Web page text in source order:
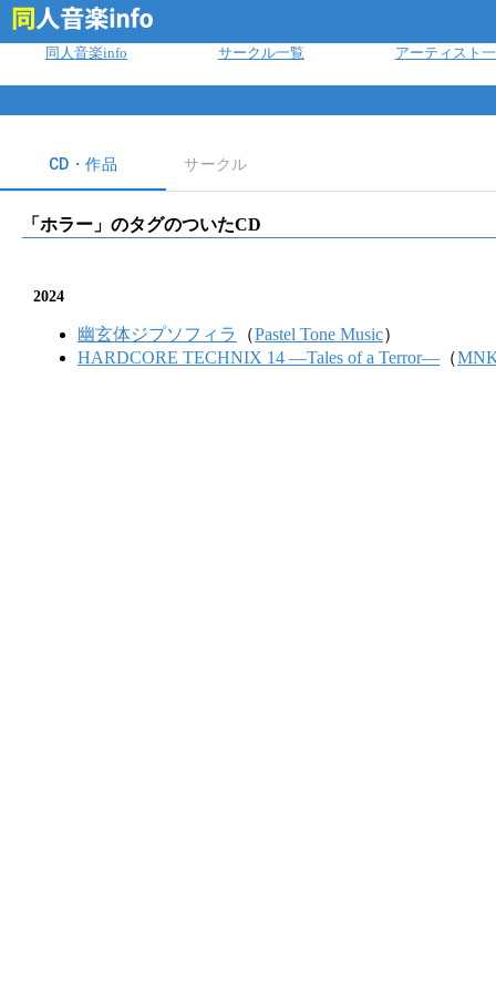
同人音楽info サークル一覧 アーティスト
CD・作品 サークル
「 ホラー 」のタグのついたCD
2024
幽玄体ジプソフィラ （Pastel Tone Music）
HARDCORE TECHNIX 14 ―Tales of a Terror― （